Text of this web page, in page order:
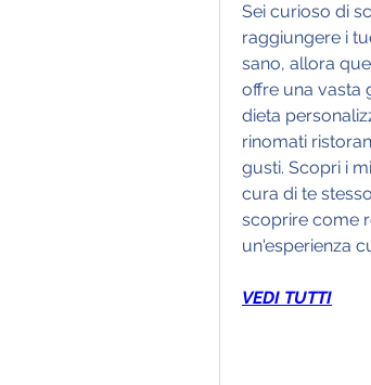
Sei curioso di
raggiungere i
sano, allora
offre una vasta
dieta
rinomati
gusti. Scopri i
cura di te
scoprire come
un'esperienza
VEDI TUTTI